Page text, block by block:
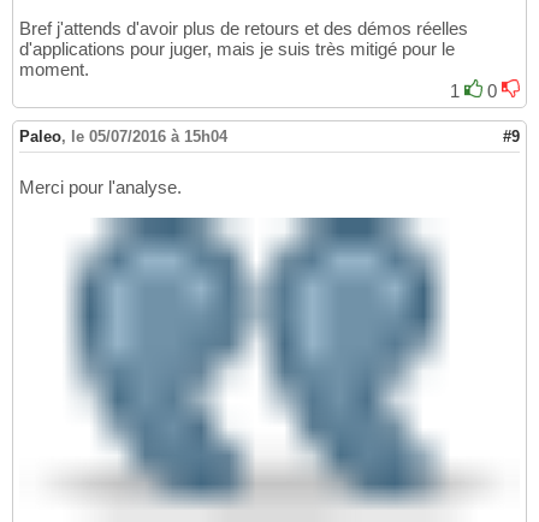
Bref j'attends d'avoir plus de retours et des démos réelles
d'applications pour juger, mais je suis très mitigé pour le
moment.
1
0
Paleo, le 05/07/2016 à 15h04 #9
Merci pour l'analyse.